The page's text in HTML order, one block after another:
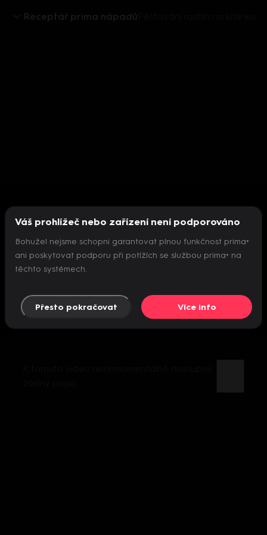
Receptář prima nápadů
Nepodařilo se inicializovat přehrávač
Váš prohlížeč nebo zařízení není podporováno
Bohužel nejsme schopni garantovat plnou funkčnost prima+
ani poskytovat podporu při potížích se službou prima+ na
těchto systémech.
Přesto pokračovat Více info